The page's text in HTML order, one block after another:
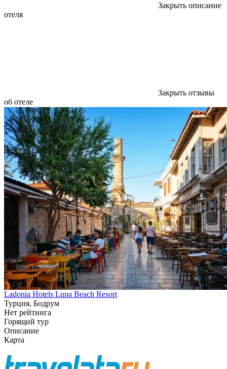
Закрыть описание
отеля
Закрыть отзывы
об отеле
Ladonia Hotels Luna Beach Resort
Турция, Бодрум
Нет рейтинга
Горящий тур
Описание
Карта